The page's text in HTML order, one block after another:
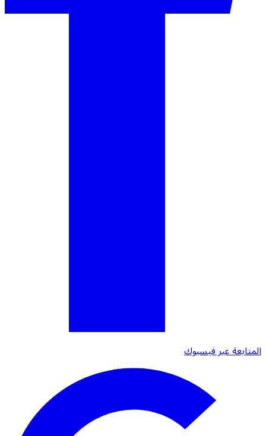
المتابعة عبر فيسبوك